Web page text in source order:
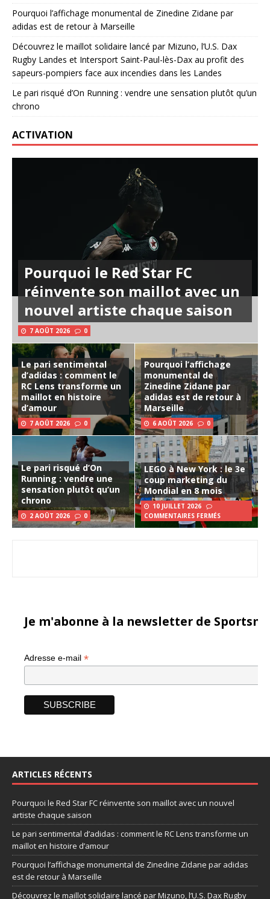
Pourquoi l’affichage monumental de Zinedine Zidane par
adidas est de retour à Marseille
Découvrez le maillot solidaire lancé par Mizuno, l’U.S. Dax
Rugby Landes et Intersport Saint-Paul-lès-Dax au profit des
sapeurs-pompiers face aux incendies dans les Landes
Le pari risqué d’On Running : vendre une sensation plutôt qu’un
chrono
ACTIVATION
Pourquoi le Red Star FC
réinvente son maillot avec un
nouvel artiste chaque saison
7 AOÛT 2026 0
Le pari sentimental
d’adidas : comment le
RC Lens transforme un
maillot en histoire
d’amour
7 AOÛT 2026 0
Pourquoi l’affichage
monumental de
Zinedine Zidane par
adidas est de retour à
Marseille
6 AOÛT 2026 0
Le pari risqué d’On
Running : vendre une
sensation plutôt qu’un
chrono
2 AOÛT 2026 0
LEGO à New York : le 3e
coup marketing du
Mondial en 8 mois
10 JUILLET 2026
COMMENTAIRES FERMÉS
Je m'abonne à la newsletter de
Adresse e-mail *
ARTICLES RÉCENTS
Pourquoi le Red Star FC réinvente son maillot avec un nouvel
artiste chaque saison
Le pari sentimental d’adidas : comment le RC Lens transforme un
maillot en histoire d’amour
Pourquoi l’affichage monumental de Zinedine Zidane par adidas
est de retour à Marseille
Découvrez le maillot solidaire lancé par Mizuno, l’U.S. Dax Rugby